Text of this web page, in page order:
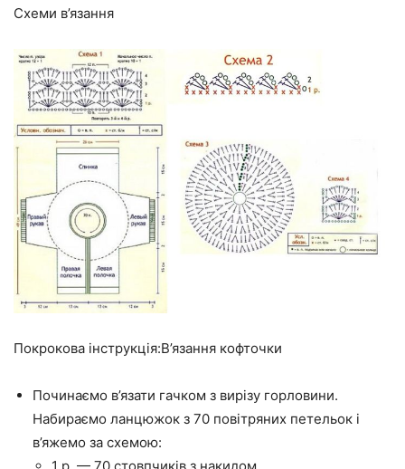
Схеми в’язання
Покрокова інструкція:В’язання кофточки
Починаємо в’язати гачком з вирізу горловини.
Набираємо ланцюжок з 70 повітряних петельок і
в’яжемо за схемою: